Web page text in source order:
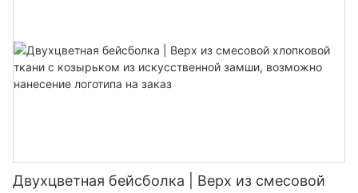
Двухцветная бейсболка | Верх из смесовой